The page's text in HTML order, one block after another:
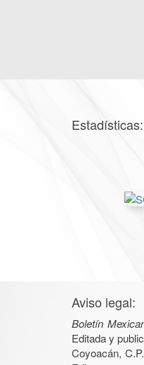
Estadísticas:
Aviso legal:
Boletín
Editada y
Coyoacán,